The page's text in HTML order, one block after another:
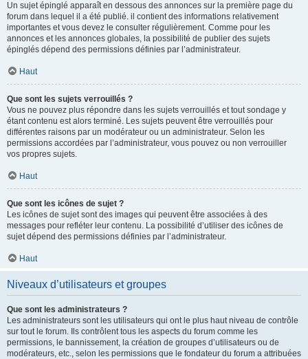
Un sujet épinglé apparaît en dessous des annonces sur la première page du
forum dans lequel il a été publié. il contient des informations relativement
importantes et vous devez le consulter régulièrement. Comme pour les
annonces et les annonces globales, la possibilité de publier des sujets
épinglés dépend des permissions définies par l’administrateur.
Haut
Que sont les sujets verrouillés ?
Vous ne pouvez plus répondre dans les sujets verrouillés et tout sondage y
étant contenu est alors terminé. Les sujets peuvent être verrouillés pour
différentes raisons par un modérateur ou un administrateur. Selon les
permissions accordées par l’administrateur, vous pouvez ou non verrouiller
vos propres sujets.
Haut
Que sont les icônes de sujet ?
Les icônes de sujet sont des images qui peuvent être associées à des
messages pour refléter leur contenu. La possibilité d’utiliser des icônes de
sujet dépend des permissions définies par l’administrateur.
Haut
Niveaux d’utilisateurs et groupes
Que sont les administrateurs ?
Les administrateurs sont les utilisateurs qui ont le plus haut niveau de contrôle
sur tout le forum. Ils contrôlent tous les aspects du forum comme les
permissions, le bannissement, la création de groupes d’utilisateurs ou de
modérateurs, etc., selon les permissions que le fondateur du forum a attribuées